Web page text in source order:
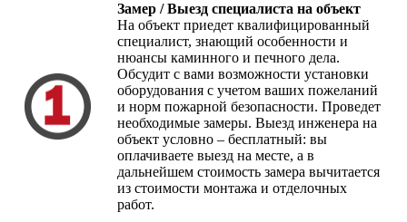
Замер / Выезд специалиста на объект
На объект приедет квалифицированный
специалист, знающий особенности и
нюансы каминного и печного дела.
Обсудит с вами возможности установки
оборудования с учетом ваших пожеланий
и норм пожарной безопасности. Проведет
необходимые замеры. Выезд инженера на
объект условно – бесплатный: вы
оплачиваете выезд на месте, а в
дальнейшем стоимость замера вычитается
из стоимости монтажа и отделочных
работ.